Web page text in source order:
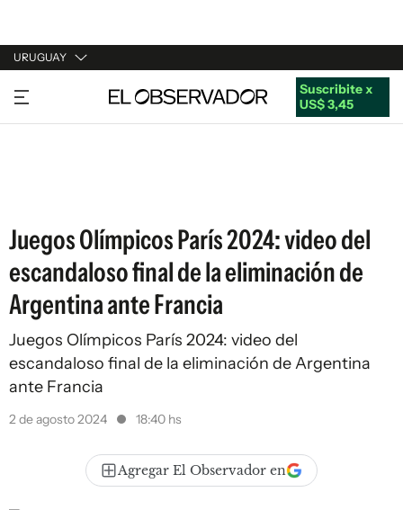
URUGUAY
URUGUAY
ARGENTINA
Suscribite x
US$ 3,45
Juegos Olímpicos París 2024: video del
escandaloso final de la eliminación de
Argentina ante Francia
Juegos Olímpicos París 2024: video del
escandaloso final de la eliminación de Argentina
ante Francia
2 de agosto 2024 18:40 hs
Agregar El Observador en